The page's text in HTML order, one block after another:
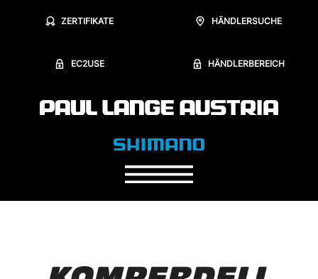
ZERTIFIKATE HÄNDLERSUCHE
EC2USE HÄNDLERBEREICH